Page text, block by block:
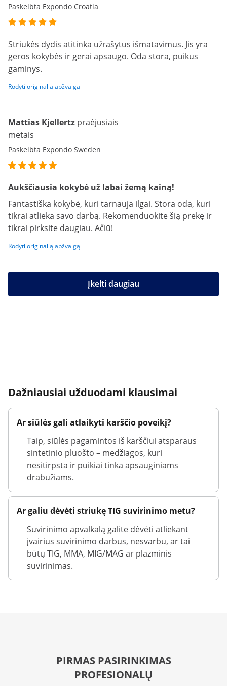
Paskelbta Expondo Croatia
Striukės dydis atitinka užrašytus išmatavimus. Jis yra
geros kokybės ir gerai apsaugo. Oda stora, puikus
gaminys.
Rodyti originalią apžvalgą
Mattias Kjellertz praėjusiais
metais
Paskelbta Expondo Sweden
Aukščiausia kokybė už labai žemą kainą!
Fantastiška kokybė, kuri tarnauja ilgai. Stora oda, kuri
tikrai atlieka savo darbą. Rekomenduokite šią prekę ir
tikrai pirksite daugiau. Ačiū!
Rodyti originalią apžvalgą
Įkelti daugiau
Dažniausiai užduodami klausimai
Ar siūlės gali atlaikyti karščio poveikį?
Taip, siūlės pagamintos iš karščiui atsparaus
sintetinio pluošto – medžiagos, kuri
nesitirpsta ir puikiai tinka apsauginiams
drabužiams.
Ar galiu dėvėti striukę TIG suvirinimo metu?
Suvirinimo apvalkalą galite dėvėti atliekant
įvairius suvirinimo darbus, nesvarbu, ar tai
būtų TIG, MMA, MIG/MAG ar plazminis
suvirinimas.
PIRMAS PASIRINKIMAS
PROFESIONALŲ